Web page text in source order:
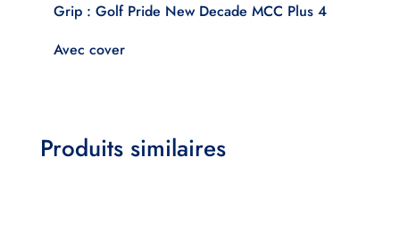
Grip : Golf Pride New Decade MCC Plus 4
Avec cover
Produits similaires